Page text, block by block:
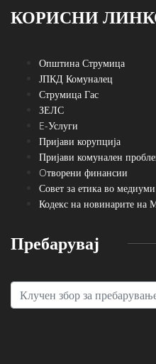
КОРИСНИ
Општина Струмица
ЈПКД Комуналец
Струмица Гас
ЗЕЛС
E-Услуги
Пријави корупција
Пријави комунален
Oтворени финансии
Совет за етика во медиуми
Кодекс на новинарите на
Пребарувај